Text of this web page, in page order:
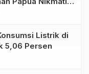
PLN
Listrik di
5,06 Persen